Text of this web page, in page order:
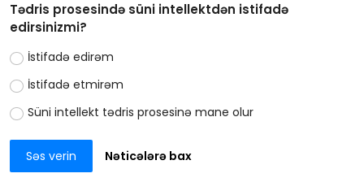
Tədris prosesində süni intellektdən istifadə
edirsinizmi?
İstifadə edirəm
İstifadə etmirəm
Süni intellekt tədris prosesinə mane olur
Səs verin Nəticələrə bax